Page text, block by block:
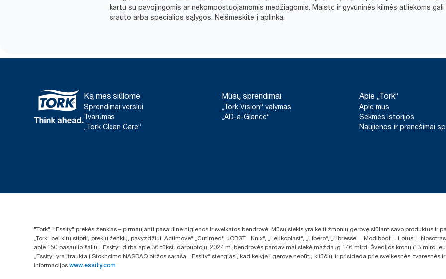
kartu su pavojingomis ar nekompostuojamomis medžiagomis. Maisto ir gyvūninės kilmės atliekoms
srauto arba specialios sąlygos. Neišmeskite į aplinką.​
Ką mes siūlome
Sprendimai verslui
Tvarumas
„Tork Clean Care“
Mūsų sprendimai
„Tork Vision“ valymas
„AD-a-Glance“
Apie „Tork“
Apie mus
Sėkmės istorijos
Naujienos ir pranešimai
"Tork", "Essity" prekės ženklas – pirmaujanti pasaulinė higienos ir sveikatos bendrovė. Mūsų siekis yra kelti žmonių gerovę siūlant savo produktus ir
„Tork“ bei kitų stiprių prekių ženklų, pavyzdžiui, Actimove“ „Cutimed“, JOBST, „Knix“, „Leukoplast“, „Libero“, „Libresse“, „Modibodi“, „Lotus“,
apie 150 pasaulio šalių. „Essity“ dirba apie 36 tūkst. darbuotojų. 2024 m. bendrovės pardavimai siekė maždaug 146 mlrd. Švedijos kronų (13 mlrd.
„Essity“ yra įtraukta į Stokholmo NASDAQ biržos sąrašą. „Essity“ stengiasi, kad kelyje į gerovę nebūtų kliūčių, ir prisideda prie sveikesnės,
informacijos www.essity.com